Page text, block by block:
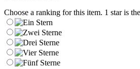
Choose a ranking for this item. 1 star is